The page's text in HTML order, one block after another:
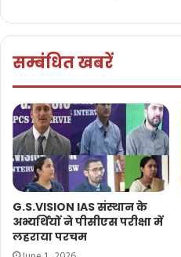
सम्बंधित खबरें
G.S.VISION IAS संस्थान के
अभ्यर्थियों ने पीसीएस परीक्षा में
लहराया परचम